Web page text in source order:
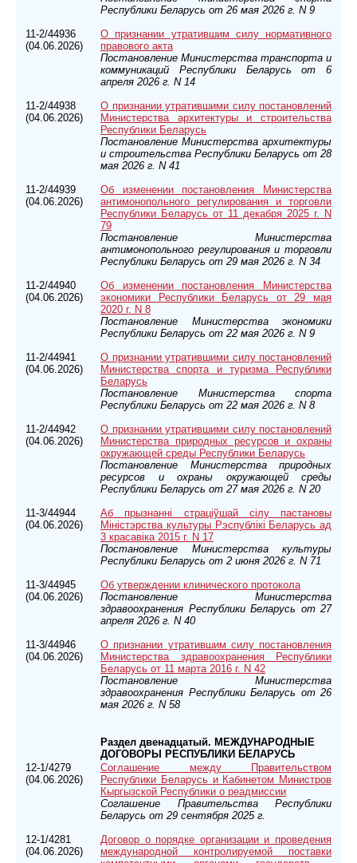
Республики Беларусь от 26 мая 2026 г. N 9
11-2/44936
(04.06.2026)
О признании утратившим силу нормативного
правового акта
Постановление Министерства транспорта и
коммуникаций Республики Беларусь от 6
апреля 2026 г. N 14
11-2/44938
(04.06.2026)
О признании утратившими силу постановлений
Министерства архитектуры и строительства
Республики Беларусь
Постановление Министерства архитектуры
и строительства Республики Беларусь от 28
мая 2026 г. N 41
11-2/44939
(04.06.2026)
Об изменении постановления Министерства
антимонопольного регулирования и торговли
Республики Беларусь от 11 декабря 2025 г. N
79
Постановление Министерства
антимонопольного регулирования и торговли
Республики Беларусь от 29 мая 2026 г. N 34
11-2/44940
(04.06.2026)
Об изменении постановления Министерства
экономики Республики Беларусь от 29 мая
2020 г. N 8
Постановление Министерства экономики
Республики Беларусь от 22 мая 2026 г. N 9
11-2/44941
(04.06.2026)
О признании утратившими силу постановлений
Министерства спорта и туризма Республики
Беларусь
Постановление Министерства спорта
Республики Беларусь от 22 мая 2026 г. N 8
11-2/44942
(04.06.2026)
О признании утратившими силу постановлений
Министерства природных ресурсов и охраны
окружающей среды Республики Беларусь
Постановление Министерства природных
ресурсов и охраны окружающей среды
Республики Беларусь от 27 мая 2026 г. N 20
11-3/44944
(04.06.2026)
Аб прызнаннi страцiўшай сiлу пастановы
Мiнiстэрства культуры Рэспублiкi Беларусь ад
3 красавiка 2015 г. N 17
Постановление Министерства культуры
Республики Беларусь от 2 июня 2026 г. N 71
11-3/44945
(04.06.2026)
Об утверждении клинического протокола
Постановление Министерства
здравоохранения Республики Беларусь от 27
апреля 2026 г. N 40
11-3/44946
(04.06.2026)
О признании утратившим силу постановления
Министерства здравоохранения Республики
Беларусь от 11 марта 2016 г. N 42
Постановление Министерства
здравоохранения Республики Беларусь от 26
мая 2026 г. N 58
Раздел двенадцатый. МЕЖДУНАРОДНЫЕ
ДОГОВОРЫ РЕСПУБЛИКИ БЕЛАРУСЬ
12-1/4279
(04.06.2026)
Соглашение между Правительством
Республики Беларусь и Кабинетом Министров
Кыргызской Республики о реадмиссии
Соглашение Правительства Республики
Беларусь от 29 сентября 2025 г.
12-1/4281
(04.06.2026)
Договор о порядке организации и проведения
международной контролируемой поставки